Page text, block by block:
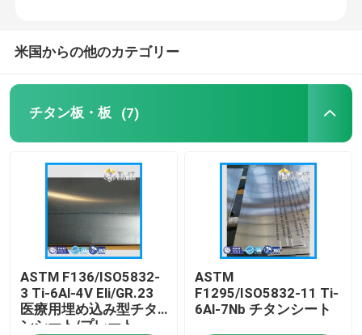
チタンインゴット
米国からの他のカテゴリー
チタン板・板 (7)
ASTM F136/ISO5832-
3 Ti-6Al-4V Eli/GR.23
医療用埋め込み型チタ
ンシート/プレート
ASTM
F1295/ISO5832-11 Ti-
6Al-7Nb チタンシート